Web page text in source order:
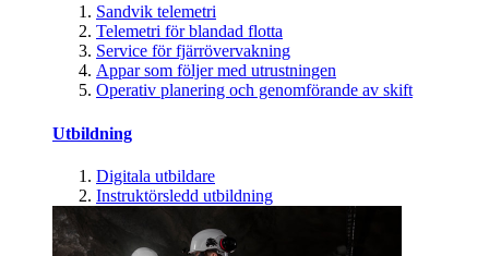
Sandvik telemetri
Telemetri för blandad flotta
Service för fjärrövervakning
Appar som följer med utrustningen
Operativ planering och genomförande av skift
Utbildning
Digitala utbildare
Instruktörsledd utbildning